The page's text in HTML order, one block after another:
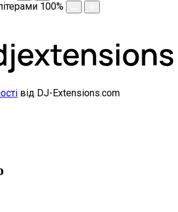
100%
від DJ-Extensions.com